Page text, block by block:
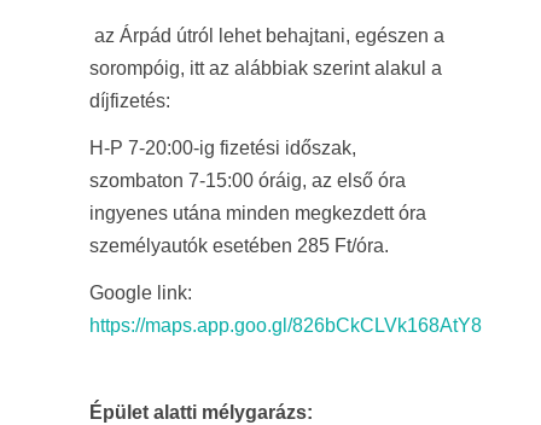
az Árpád útról lehet behajtani, egészen a
sorompóig, itt az alábbiak szerint alakul a
díjfizetés:
H-P 7-20:00-ig fizetési időszak,
szombaton 7-15:00 óráig, az első óra
ingyenes utána minden megkezdett óra
személyautók esetében 285 Ft/óra.
Google link:
https://maps.app.goo.gl/826bCkCLVk168AtY8
Épület alatti mélygarázs: